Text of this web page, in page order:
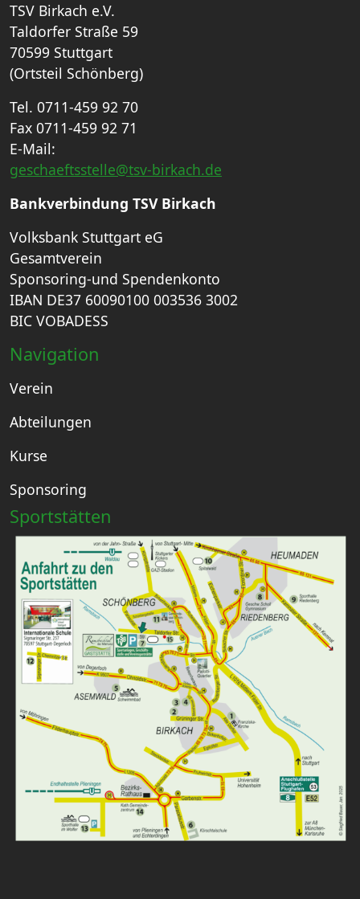
TSV Birkach e.V.
Taldorfer Straße 59
70599 Stuttgart
(Ortsteil Schönberg)
Tel. 0711-459 92 70
Fax 0711-459 92 71
E-Mail:
geschaeftsstelle@tsv-birkach.de
Bankverbindung TSV Birkach
Volksbank Stuttgart eG
Gesamtverein
Sponsoring-und Spendenkonto
IBAN DE37 60090100 003536 3002
BIC VOBADESS
Navigation
Verein
Abteilungen
Kurse
Sponsoring
Sportstätten